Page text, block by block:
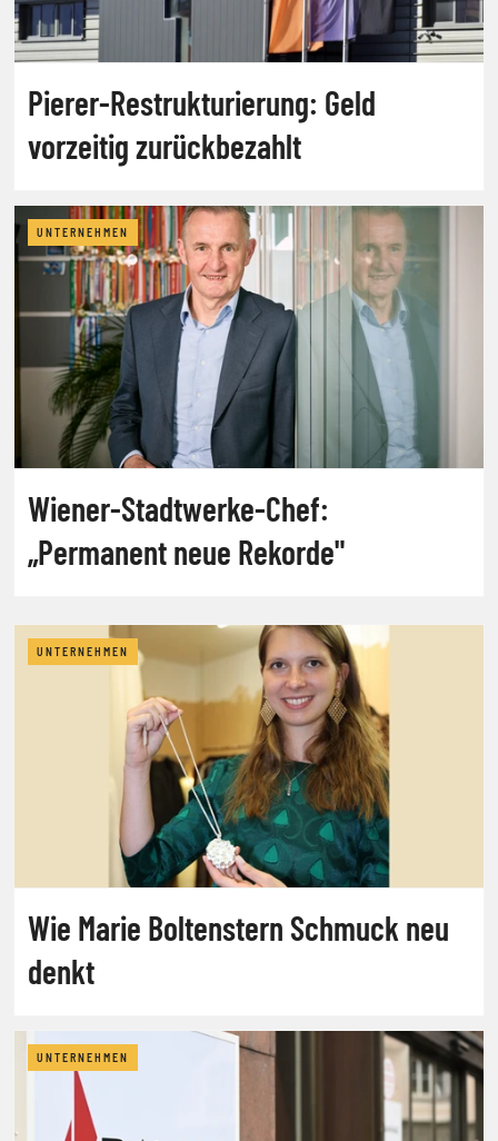
Pierer-Restrukturierung: Geld
vorzeitig zurückbezahlt
UNTERNEHMEN
Wiener-Stadtwerke-Chef:
„Permanent neue Rekorde"
UNTERNEHMEN
Wie Marie Boltenstern Schmuck neu
denkt
UNTERNEHMEN